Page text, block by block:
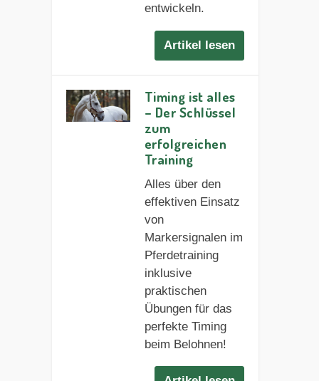
entwickeln.
Artikel lesen
Timing ist alles
– Der Schlüssel
zum
erfolgreichen
Training
Alles über den
effektiven Einsatz
von
Markersignalen im
Pferdetraining
inklusive
praktischen
Übungen für das
perfekte Timing
beim Belohnen!